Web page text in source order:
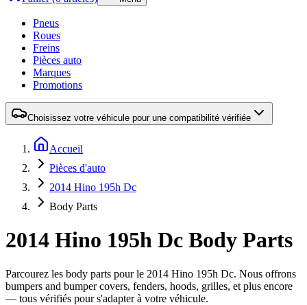
Pneus
Roues
Freins
Pièces auto
Marques
Promotions
Choisissez votre véhicule pour une compatibilité vérifiée
Accueil
Pièces d'auto
2014 Hino 195h Dc
Body Parts
2014 Hino 195h Dc Body Parts
Parcourez les body parts pour le 2014 Hino 195h Dc. Nous offrons
bumpers and bumper covers, fenders, hoods, grilles, et plus encore
— tous vérifiés pour s'adapter à votre véhicule.